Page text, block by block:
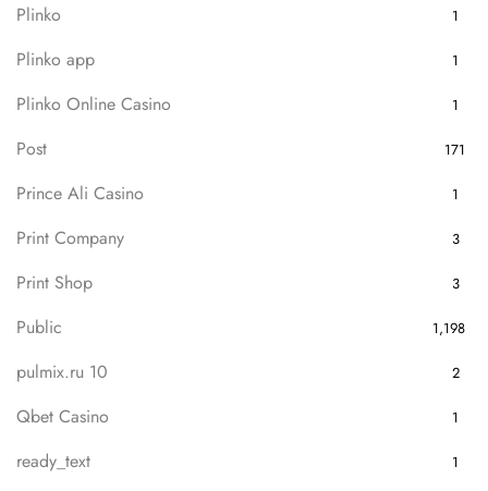
Plinko 1
Plinko app 1
Plinko Online Casino 1
Post 171
Prince Ali Casino 1
Print Company 3
Print Shop 3
Public 1,198
pulmix.ru 10 2
Qbet Casino 1
ready_text 1